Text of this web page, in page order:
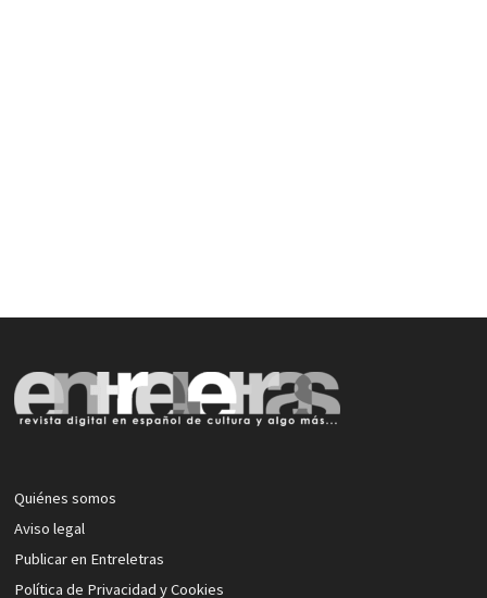
Quiénes somos
Aviso legal
Publicar en Entreletras
Política de Privacidad y Cookies